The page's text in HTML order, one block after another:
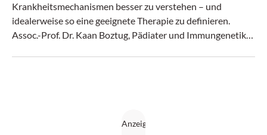
Krankheitsmechanismen besser zu verstehen – und
idealerweise so eine geeignete Therapie zu definieren.
Assoc.-Prof. Dr. Kaan Boztug, Pädiater und Immungenetiker